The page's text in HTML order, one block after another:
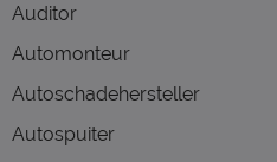
Auditor
Automonteur
Autoschadehersteller
Autospuiter